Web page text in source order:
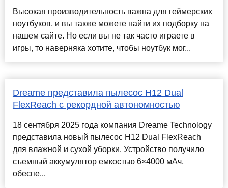
Высокая производительность важна для геймерских
ноутбуков, и вы также можете найти их подборку на
нашем сайте. Но если вы не так часто играете в
игры, то наверняка хотите, чтобы ноутбук мог...
Dreame представила пылесос H12 Dual
FlexReach с рекордной автономностью
18 сентября 2025 года компания Dreame Technology
представила новый пылесос H12 Dual FlexReach
для влажной и сухой уборки. Устройство получило
съемный аккумулятор емкостью 6×4000 мАч,
обеспе...